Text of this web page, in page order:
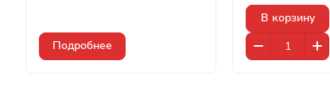
Подробнее
В корзину